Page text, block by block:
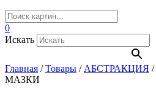
0
Искать
Главная /Товары / АБСТРАКЦИЯ /
МАЗКИ